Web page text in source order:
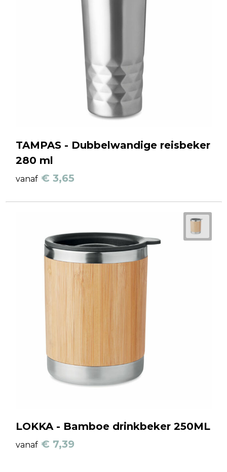
TAMPAS - Dubbelwandige reisbeker
280 ml
vanaf € 3,65
LOKKA - Bamboe drinkbeker 250ML
vanaf € 7,39